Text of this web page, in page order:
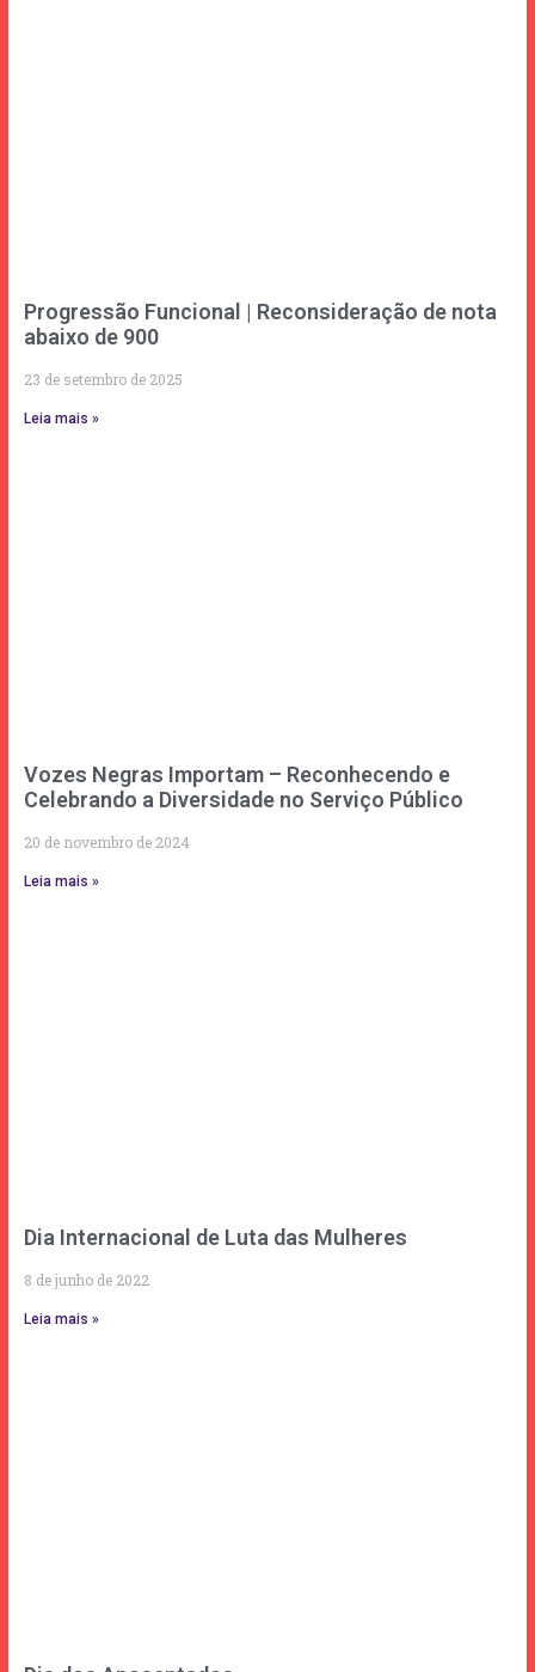
Progressão Funcional | Reconsideração de nota
abaixo de 900
23 de setembro de 2025
Leia mais »
Vozes Negras Importam – Reconhecendo e
Celebrando a Diversidade no Serviço Público
20 de novembro de 2024
Leia mais »
Dia Internacional de Luta das Mulheres
8 de junho de 2022
Leia mais »